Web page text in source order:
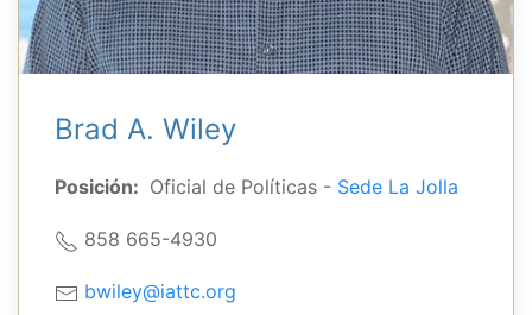
Brad A. Wiley
Posición: Oficial de Políticas - Sede La Jolla
858 665-4930
bwiley@iattc.org